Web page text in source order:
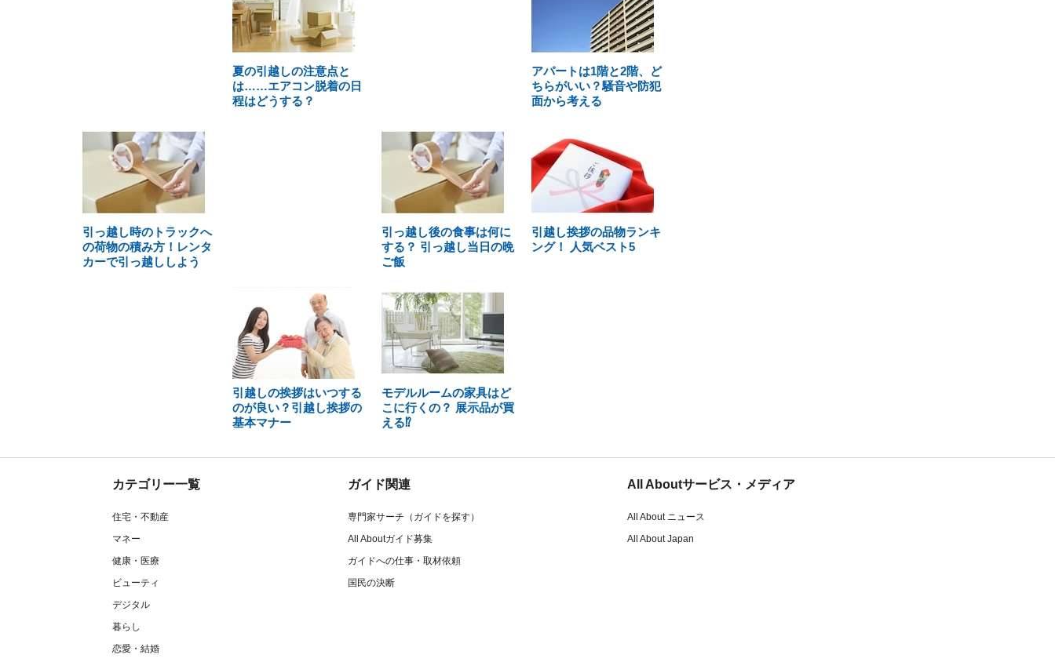
夏の引越しの注意点と
は……エアコン脱着の日
程はどうする？
アパートは1階と2階、ど
ちらがいい？騒音や防犯
面から考える
引っ越し時のトラックへ
の荷物の積み方！レンタ
カーで引っ越ししよう
引っ越し後の食事は何に
する？ 引っ越し当日の晩
ご飯
引越し挨拶の品物ランキ
ング！ 人気ベスト5
引越しの挨拶はいつする
のが良い？引越し挨拶の
基本マナー
モデルルームの家具はど
こに行くの？ 展示品が買
える⁉
カテゴリー一覧
住宅・不動産
マネー
健康・医療
ビューティ
デジタル
暮らし
恋愛・結婚
ガイド関連
専門家サーチ（ガイドを探す）
All Aboutガイド募集
ガイドへの仕事・取材依頼
国民の決断
All Aboutサービス・メディア
All About ニュース
All About Japan